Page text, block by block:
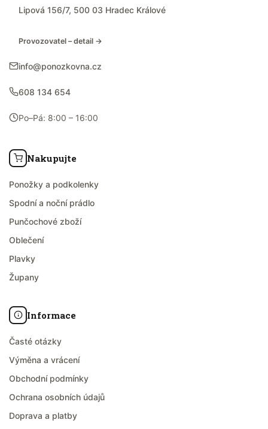
Lipová 156/7, 500 03 Hradec Králové
Provozovatel – detail →
info@ponozkovna.cz
608 134 654
Po–Pá: 8:00 – 16:00
Nakupujte
Ponožky a podkolenky
Spodní a noční prádlo
Punčochové zboží
Oblečení
Plavky
Župany
Informace
Časté otázky
Výměna a vrácení
Obchodní podmínky
Ochrana osobních údajů
Doprava a platby